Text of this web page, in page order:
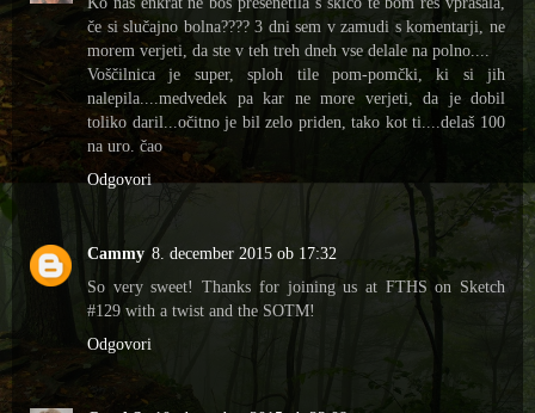
če si slučajno bolna???? 3 dni sem v zamudi s komentarji, ne
morem verjeti, da ste v teh treh dneh vse delale na polno....
Voščilnica je super, sploh tile pom-pomčki, ki si jih
nalepila....medvedek pa kar ne more verjeti, da je dobil
toliko daril...očitno je bil zelo priden, tako kot ti....delaš 100
na uro. čao
Odgovori
Cammy 8. december 2015 ob 17:32
So very sweet! Thanks for joining us at FTHS on Sketch
#129 with a twist and the SOTM!
Odgovori